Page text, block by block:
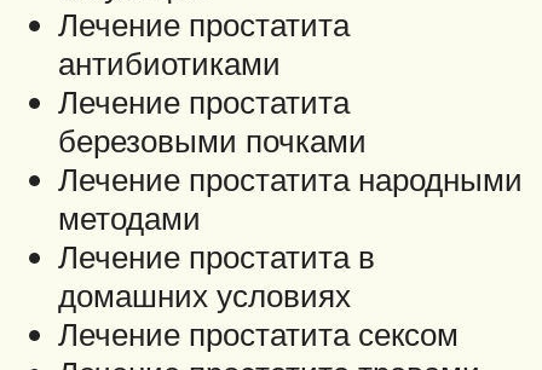
Лечение простатита
антибиотиками
Лечение простатита
березовыми почками
Лечение простатита народными
методами
Лечение простатита в
домашних условиях
Лечение простатита сексом